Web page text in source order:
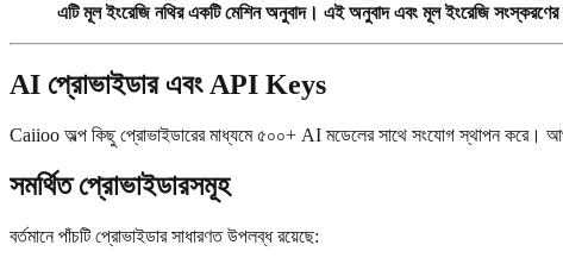
এটি মূল ইংরেজি নথির একটি মেশিন অনুবাদ। এই অনুবাদ এবং মূল ইংরেজি সংস্করণের
AI প্রোভাইডার এবং API Keys
Caiioo অল্প কিছু প্রোভাইডারের মাধ্যমে ৫০০+ AI মডেলের সাথে সংযোগ স্থাপন করে।
সমর্থিত প্রোভাইডারসমূহ
বর্তমানে পাঁচটি প্রোভাইডার সাধারণত উপলব্ধ রয়েছে: